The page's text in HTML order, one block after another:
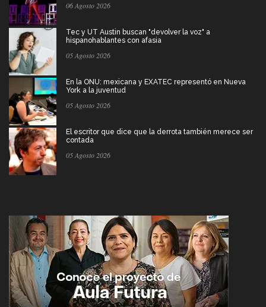
06 Agosto 2026
Tec y UT Austin buscan "devolver la voz" a
hispanohablantes con afasia
05 Agosto 2026
En la ONU: mexicana y EXATEC representó en Nueva
York a la juventud
05 Agosto 2026
El escritor que dice que la derrota también merece ser
contada
05 Agosto 2026